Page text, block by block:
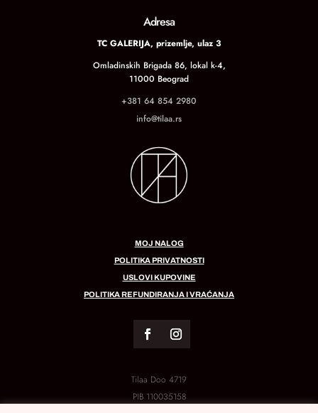
Adresa
TC GALERIJA, prizemlje, ulaz 3
Omladinskih Brigada 86, lokal k-4,
11000 Beograd
+381 64 854 2980
info@tilaa.rs
MOJ NALOG
POLITIKA PRIVATNOSTI
USLOVI KUPOVINE
POLITIKA REFUNDIRANJA I VRAĆANJA
Tilaa Doo 4719
PIB 110035158